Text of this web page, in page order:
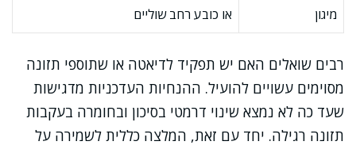
מיגון
או כובע רחב שוליים
רבים שואלים האם יש תפקיד לדיאטה או שתוספי תזונה
מסוימים עשויים להועיל. ההנחיות העדכניות מדגישות
שעד כה לא נמצא שינוי דרמטי בסיכון ובחומרה בעקבות
תזונה רגילה. יחד עם זאת, המלצה כללית לשמירה על